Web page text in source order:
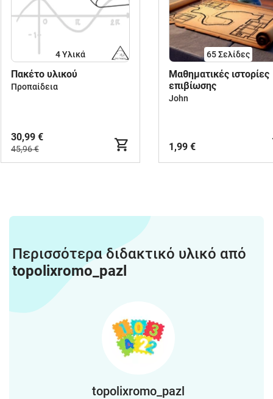
4 Υλικά
Πακέτο υλικού
Προπαίδεια
30,99 €
45,96 €
65Σελίδες
Μαθηματικές ιστορίες
επιβίωσης
John
1,99 €
Περισσότερα διδακτικό υλικό από
topolixromo_pazl
topolixromo_pazl